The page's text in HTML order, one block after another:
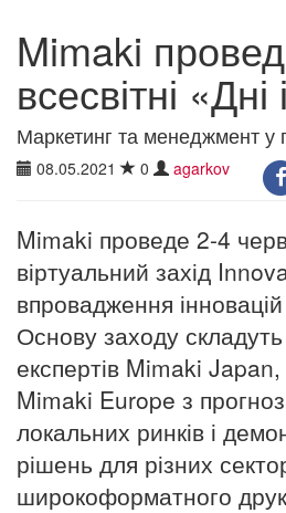
Mimaki
всесвітні
Маркетинг та менеджмент у
08.05.2021 0 agarkov
Mimaki проведе 2-4
віртуальний захід
впровадження
Основу заходу
експертів Mimaki
Mimaki Europe з
локальних ринків і
рішень для різних
широкоформатного